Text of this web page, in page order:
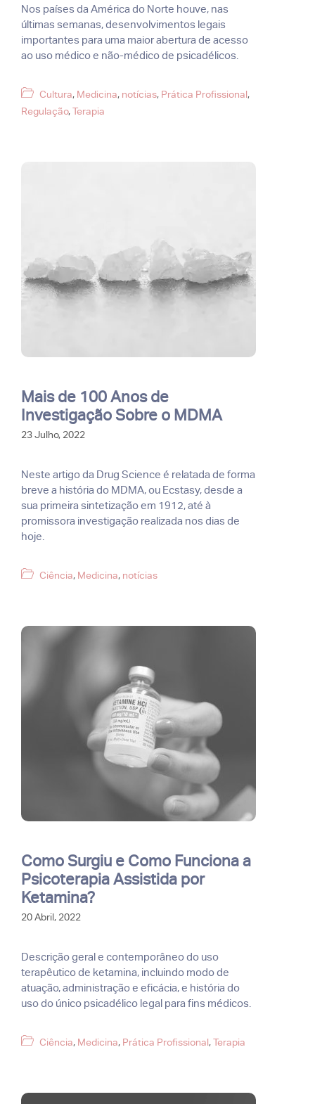
Nos países da América do Norte houve, nas
últimas semanas, desenvolvimentos legais
importantes para uma maior abertura de acesso
ao uso médico e não-médico de psicadélicos.
Categorias
Cultura, Medicina, notícias, Prática Profissional,
Regulação,Terapia
Mais de 100 Anos de
Investigação Sobre o MDMA
23 Julho, 2022
Neste artigo da Drug Science é relatada de forma
breve a história do MDMA, ou Ecstasy, desde a
sua primeira sintetização em 1912, até à
promissora investigação realizada nos dias de
hoje.
Categorias
Ciência, Medicina, notícias
Como Surgiu e Como Funciona a
Psicoterapia Assistida por
Ketamina?
20 Abril, 2022
Descrição geral e contemporâneo do uso
terapêutico de ketamina, incluindo modo de
atuação, administração e eficácia, e história do
uso do único psicadélico legal para fins médicos.
Categorias
Ciência, Medicina, Prática Profissional,Terapia